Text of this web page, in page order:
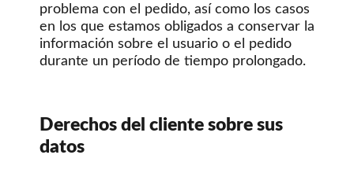
problema con el pedido, así como los casos
en los que estamos obligados a conservar la
información sobre el usuario o el pedido
durante un período de tiempo prolongado.
Derechos del cliente sobre sus
datos